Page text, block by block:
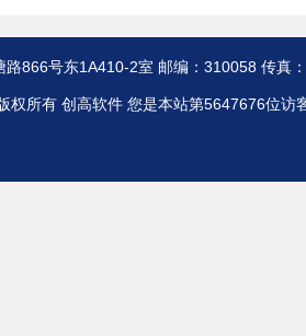
路866号东1A410-2室 邮编：310058 传真
权所有 创高软件 您是本站第5647676位访